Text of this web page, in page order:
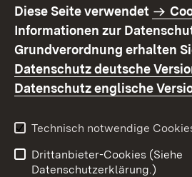
Kontakt
Erklärung zur
Barrierefreiheit
Diese Seite verwendet
Informationen zur
Grundverordnung erhalten
Datenschutz deutsche
Datenschutz englische
Technisch notwendige
Drittanbieter-Cookies (Siehe
Datenschutzerklärung.)